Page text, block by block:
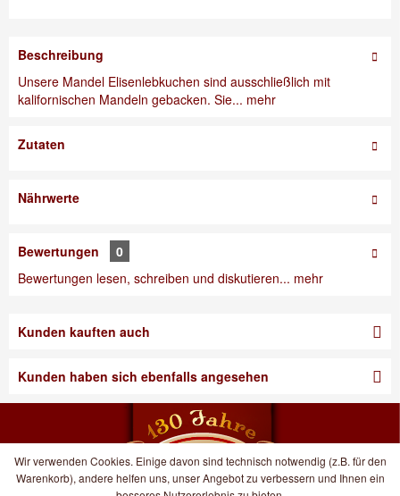
Beschreibung
Unsere Mandel Elisenlebkuchen sind ausschließlich mit
kalifornischen Mandeln gebacken. Sie... mehr
Zutaten
Nährwerte
Bewertungen
0
Bewertungen lesen, schreiben und diskutieren... mehr
Kunden kauften auch
Kunden haben sich ebenfalls angesehen
Wir verwenden Cookies. Einige davon sind technisch notwendig (z.B. für den
Warenkorb), andere helfen uns, unser Angebot zu verbessern und Ihnen ein